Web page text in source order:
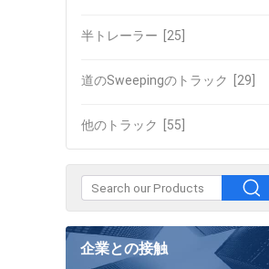
半トレーラー [25]
道のSweepingのトラック [29]
他のトラック [55]
企業との接触